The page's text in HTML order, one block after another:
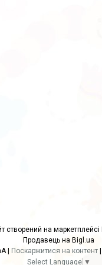
створений на маркетплейсі
Продавець на Bigl.ua
Поскаржитися на контент
Select Language ▼